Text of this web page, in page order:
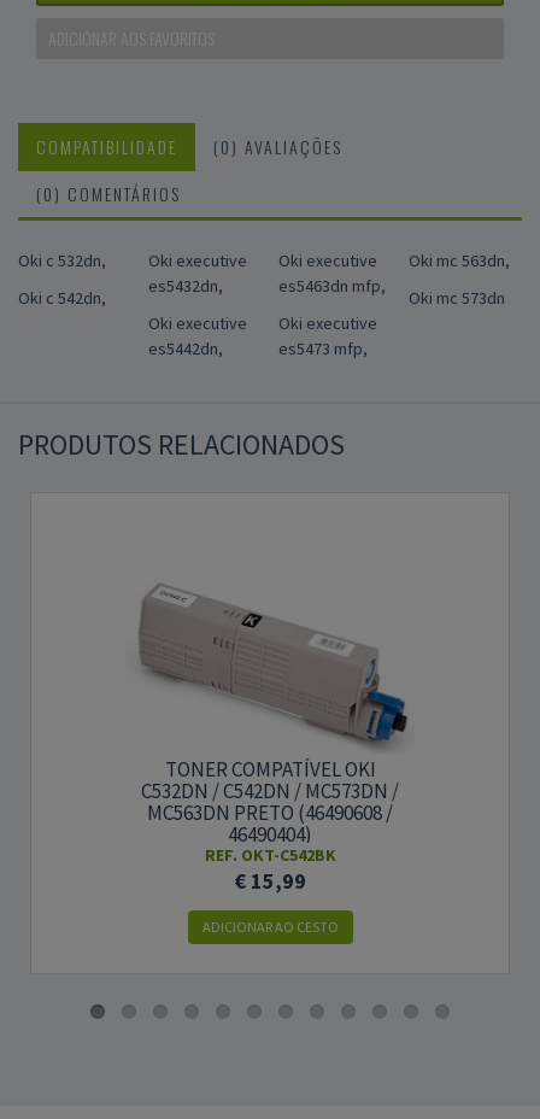
ADICIONAR AOS FAVORITOS
COMPATIBILIDADE
(0) AVALIAÇÕES
(0) COMENTÁRIOS
Oki c 532dn,
Oki c 542dn,
Oki executive
es5432dn,
Oki executive
es5442dn,
Oki executive
es5463dn mfp,
Oki executive
es5473 mfp,
Oki mc 563dn,
Oki mc 573dn
PRODUTOS RELACIONADOS
TONER COMPATÍVEL OKI
C532DN / C542DN / MC573DN /
MC563DN PRETO (46490608 /
46490404)
REF. OKT-C542BK
€ 15,99
ADICIONAR AO CESTO